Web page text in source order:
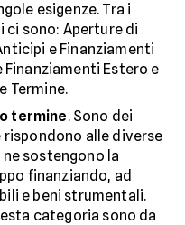
esigenze. Tra i
sono: Aperture di
e Finanziamenti
Estero e
Termine.
termine. Sono dei
alle diverse
sostengono la
finanziando, ad
e beni strumentali.
categoria sono da